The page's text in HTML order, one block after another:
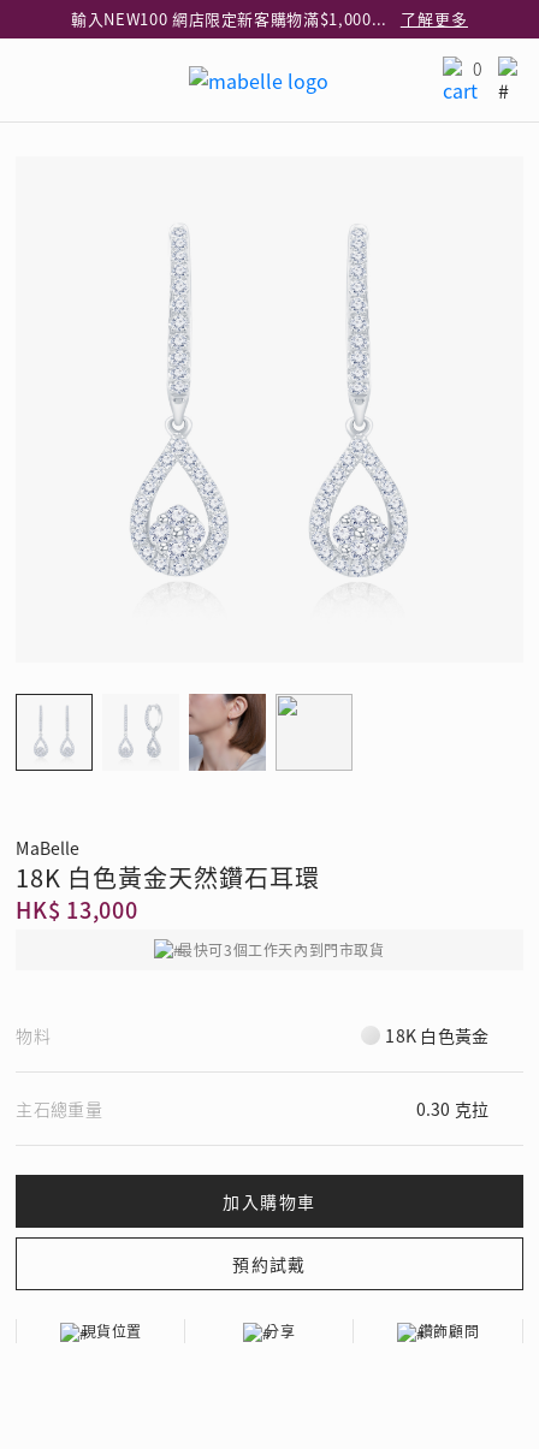
輸入NEW100 網店限定新客購物滿$1,000減$100
了解更多
指定純銀動物耳環2件享7折
0
MaBelle
18K 白色黃金天然鑽石耳環
HK$ 13,000
最快可3個工作天內到門市取貨
物料 18K 白色黃金
主石總重量 0.30 克拉
現貨位置 分享 鑽飾顧問